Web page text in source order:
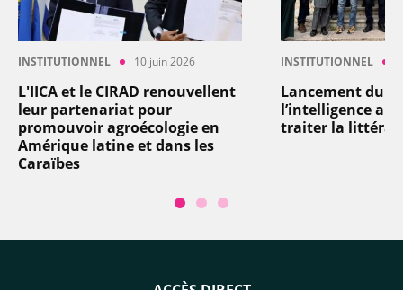
INSTITUTIONNEL 10 juin 2026
L'IICA et le CIRAD renouvellent
leur partenariat pour
promouvoir agroécologie en
Amérique latine et dans les
Caraïbes
INSTITUTIONNEL
Lancement du
l’intelligence
traiter la